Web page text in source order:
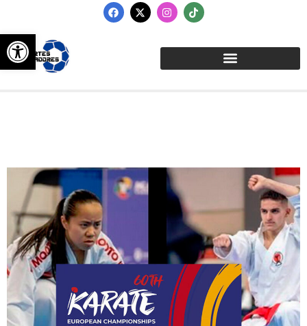
Abrir barra de herramientas